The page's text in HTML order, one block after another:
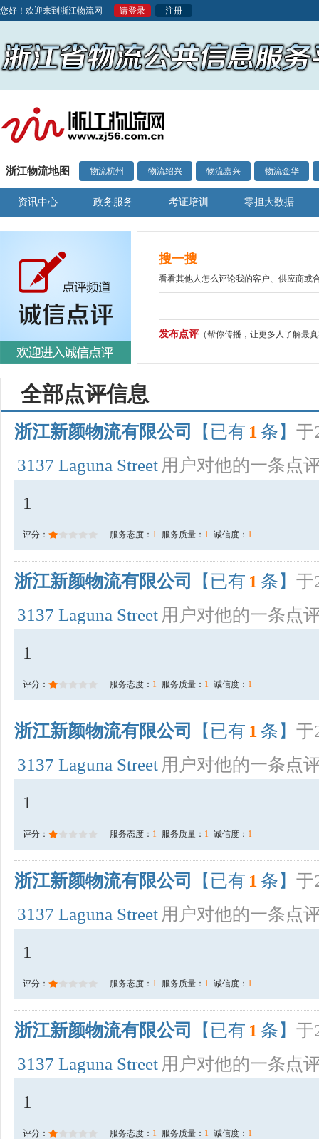
您好！欢迎来到浙江物流网 请登录 注册
浙江物流地图 物流杭州 物流绍兴 物流嘉兴 物流金华
资讯中心 政务服务 考证培训 零担大数据
搜一搜
看看其他人怎么评论我的客户、供应商或
发布点评（帮你传播，让更多人了解最
全部点评信息
浙江新颜物流有限公司 【已有 1 条】 于
3137 Laguna Street 用户对他的一条点
1
评分： 服务态度： 1 服务质量： 1 诚信度： 1
浙江新颜物流有限公司 【已有 1 条】 于
3137 Laguna Street 用户对他的一条点
1
评分： 服务态度： 1 服务质量： 1 诚信度： 1
浙江新颜物流有限公司 【已有 1 条】 于
3137 Laguna Street 用户对他的一条点
1
评分： 服务态度： 1 服务质量： 1 诚信度： 1
浙江新颜物流有限公司 【已有 1 条】 于
3137 Laguna Street 用户对他的一条点
1
评分： 服务态度： 1 服务质量： 1 诚信度： 1
浙江新颜物流有限公司 【已有 1 条】 于
3137 Laguna Street 用户对他的一条点
1
评分： 服务态度： 1 服务质量： 1 诚信度： 1